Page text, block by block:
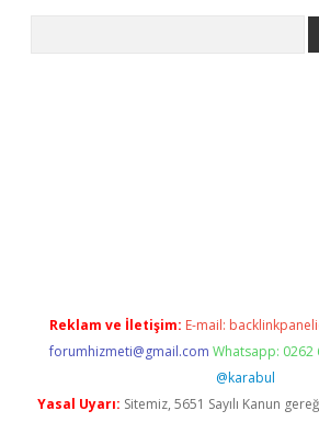
Reklam ve İletişim: E-mail:
forumhizmeti@gmail.com Whatsapp: 0262
@karabul
Yasal Uyarı: Sitemiz, 5651 Sayılı Kanun